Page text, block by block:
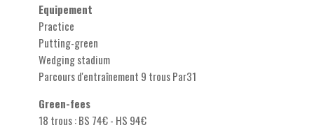
Equipement
Practice
Putting-green
Wedging stadium
Parcours d'entraînement 9 trous Par31
Green-fees
18 trous : BS 74€ - HS 94€